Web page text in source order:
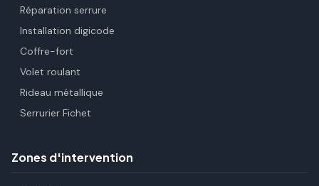
Réparation serrure
Installation digicode
Coffre-fort
Volet roulant
Rideau métallique
Serrurier Fichet
Zones d'intervention